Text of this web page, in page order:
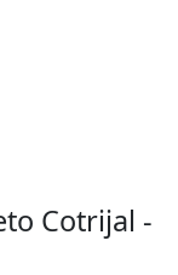
Cotrijal -